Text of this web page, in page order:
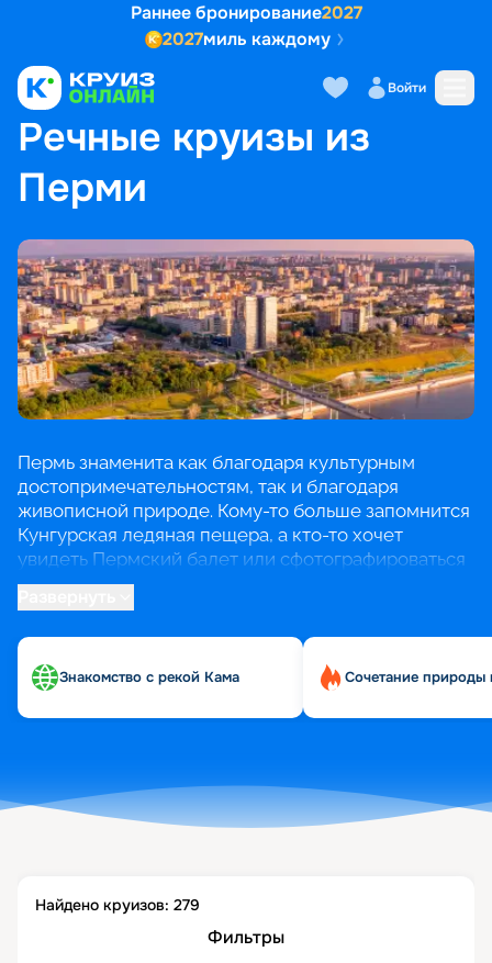
Раннее бронирование2027
2027миль каждому
Войти
ГЛАВНАЯ • ПОПУЛЯРНЫЕ НАПРАВЛЕНИЯ РЕЧНЫЕ КРУИЗЫ ИЗ ПЕРМИ
Речные круизы из
Перми
Пермь знаменита как благодаря культурным
достопримечательностям, так и благодаря
живописной природе. Кому-то больше запомнится
Кунгурская ледяная пещера, а кто-то хочет
увидеть Пермский балет или сфотографироваться
у арт-объекта «Счастье не за горами».
В круизах из Перми можно не только
Волге, добраться до городов Золотого кольца и
Татарстана и даже совершить круиз к Соловецким
Знакомство с рекой Кама Сочетание природы
Найдено круизов: 279
Фильтры